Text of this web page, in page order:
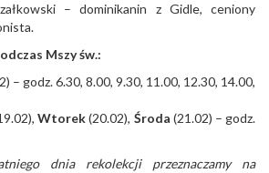
– dominikanin z Gidle, ceniony
Mszy św.:
– godz. 6.30, 8.00, 9.30, 11.00, 12.30, 14.00,
Wtorek(20.02), Środa (21.02) – godz.
dnia rekolekcji przeznaczamy na